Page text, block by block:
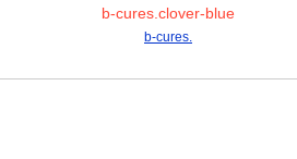
b-cures.clover-blue
b-cures.